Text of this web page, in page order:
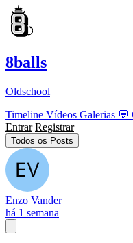
8balls
Oldschool
Timeline Vídeos Galerias 💬
Entrar Registrar
Todos os Posts
Enzo Vander
há 1 semana